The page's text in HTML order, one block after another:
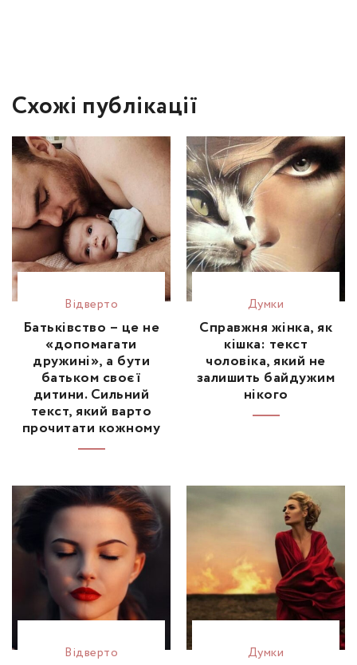
Схожі публікації
Відвертo
Батьківство – це не
«допомагати
дружині», а бути
батьком своєї
дитини. Сильний
текст, який варто
прочитати кожному
Думки
Справжня жінка, як
кішка: текст
чоловіка, який не
залишить байдужим
нікого
Відвертo Думки